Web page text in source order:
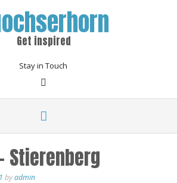
Get inspired
Stay in Touch
Stierenberg
byadmin